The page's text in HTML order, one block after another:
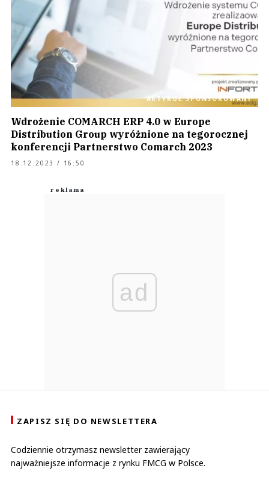
ARTYKUŁ SPONSOROWANY
Wdrożenie COMARCH ERP 4.0 w Europe
Distribution Group wyróżnione na tegorocznej
konferencji Partnerstwo Comarch 2023
18.12.2023 / 16:50
ad
ZAPISZ SIĘ DO NEWSLETTERA
Codziennie otrzymasz newsletter zawierający
najważniejsze informacje z rynku FMCG w Polsce.